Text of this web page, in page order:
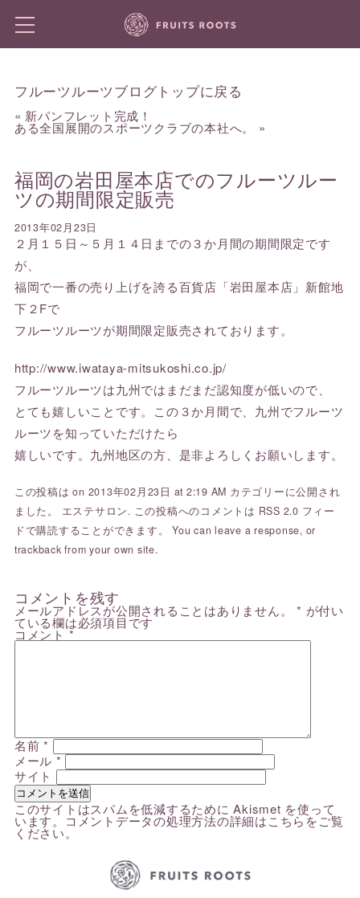
フルーツルーツブログトップに戻る
« 新パンフレット完成！
ある全国展開のスポーツクラブの本社へ。 »
福岡の岩田屋本店でのフルーツルー
ツの期間限定販売
2013年02月23日
２月１５日～５月１４日までの３か月間の期間限定です
が、
福岡で一番の売り上げを誇る百貨店「岩田屋本店」新館地
下２Fで
フルーツルーツが期間限定販売されております。
http://www.iwataya-mitsukoshi.co.jp/
フルーツルーツは九州ではまだまだ認知度が低いので、
とても嬉しいことです。この３か月間で、九州でフルーツ
ルーツを知っていただけたら
嬉しいです。九州地区の方、是非よろしくお願いします。
この投稿は on 2013年02月23日 at 2:19 AM カテゴリーに公開され
ました。 エステサロン. この投稿へのコメントは RSS 2.0 フィー
ドで購読することができます。 You canleave a response, or
trackback from your own site.
コメントを残す
メールアドレスが公開されることはありません。 * が付い
ている欄は必須項目です
コメント*
名前*
メール *
サイト
このサイトはスパムを低減するために Akismet を使って
います。 コメントデータの処理方法の詳細はこちらをご覧
ください。